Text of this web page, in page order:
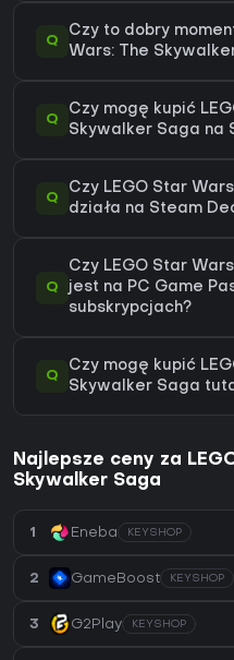
Q
Czy to dobry
Wars: The
Q
Czy mogę kupić
Skywalker Saga na
Q
Czy LEGO Star
działa na Steam
Q
Czy LEGO Star
jest na PC Game
subskrypcjach?
Q
Czy mogę kupić
Skywalker Saga
Najlepsze ceny za
Skywalker Saga
1 Eneba KEYSHOP
2 GameBoost KEYSHOP
3 G2Play KEYSHOP